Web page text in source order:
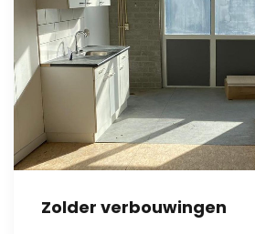
Zolder verbouwingen